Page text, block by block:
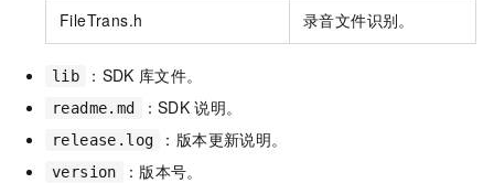
FileTrans.h 录音文件识别。
lib ：SDK 库文件。
readme.md ：SDK 说明。
release.log ：版本更新说明。
version ：版本号。